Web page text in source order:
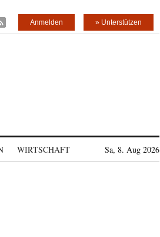
» Unterstützen
Anmelden
WIRTSCHAFT Sa, 8. Aug 2026